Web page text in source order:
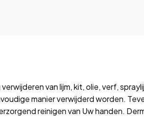
van lijm, kit, olie, verf,
manier verwijderd worden.
reinigen van Uw handen.